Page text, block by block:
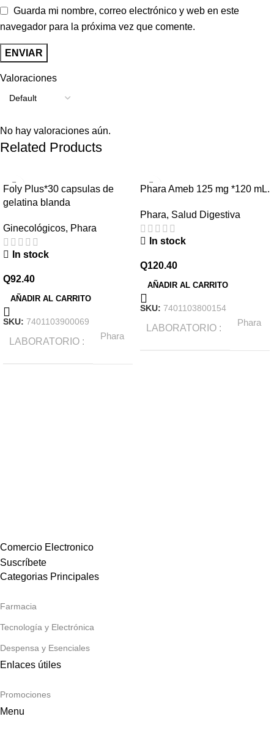
Valoraciones
No hay valoraciones aún.
Guarda mi nombre, correo electrónico y web en este
navegador para la próxima vez que comente.
Related Products
Foly Plus*30 capsulas de
gelatina blanda
Ginecológicos, Phara
In stock
Q92.40
AÑADIR AL CARRITO
SKU: 7401103900069
LABORATORIO
Phara
Phara Ameb 125 mg *120 mL.
Phara, Salud Digestiva
In stock
Q120.40
AÑADIR AL CARRITO
SKU: 7401103800154
LABORATORIO
Phara
Comercio Electronico
Suscríbete
Categorias Principales
Farmacia
Tecnología y Electrónica
Despensa y Esenciales
Enlaces útiles
Promociones
Menu